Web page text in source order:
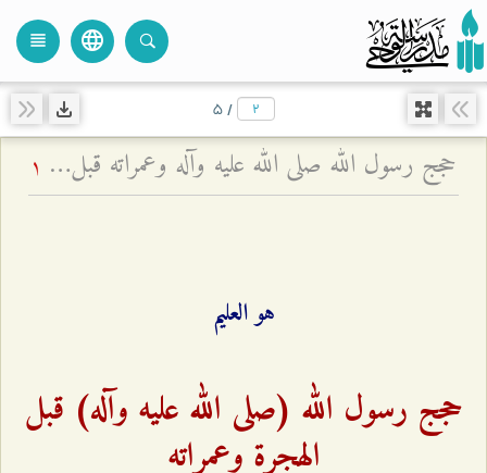
language
view_headline
/۵
حجج رسول الله صلى الله عليه وآله وعمراته قبل الهجرة 1
هو العليم
حجج رسول الله (صلى الله عليه وآله) قبل
الهجرة وعمراته